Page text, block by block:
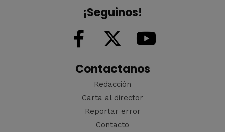
¡Seguinos!
Contactanos
Redacción
Carta al director
Reportar error
Contacto